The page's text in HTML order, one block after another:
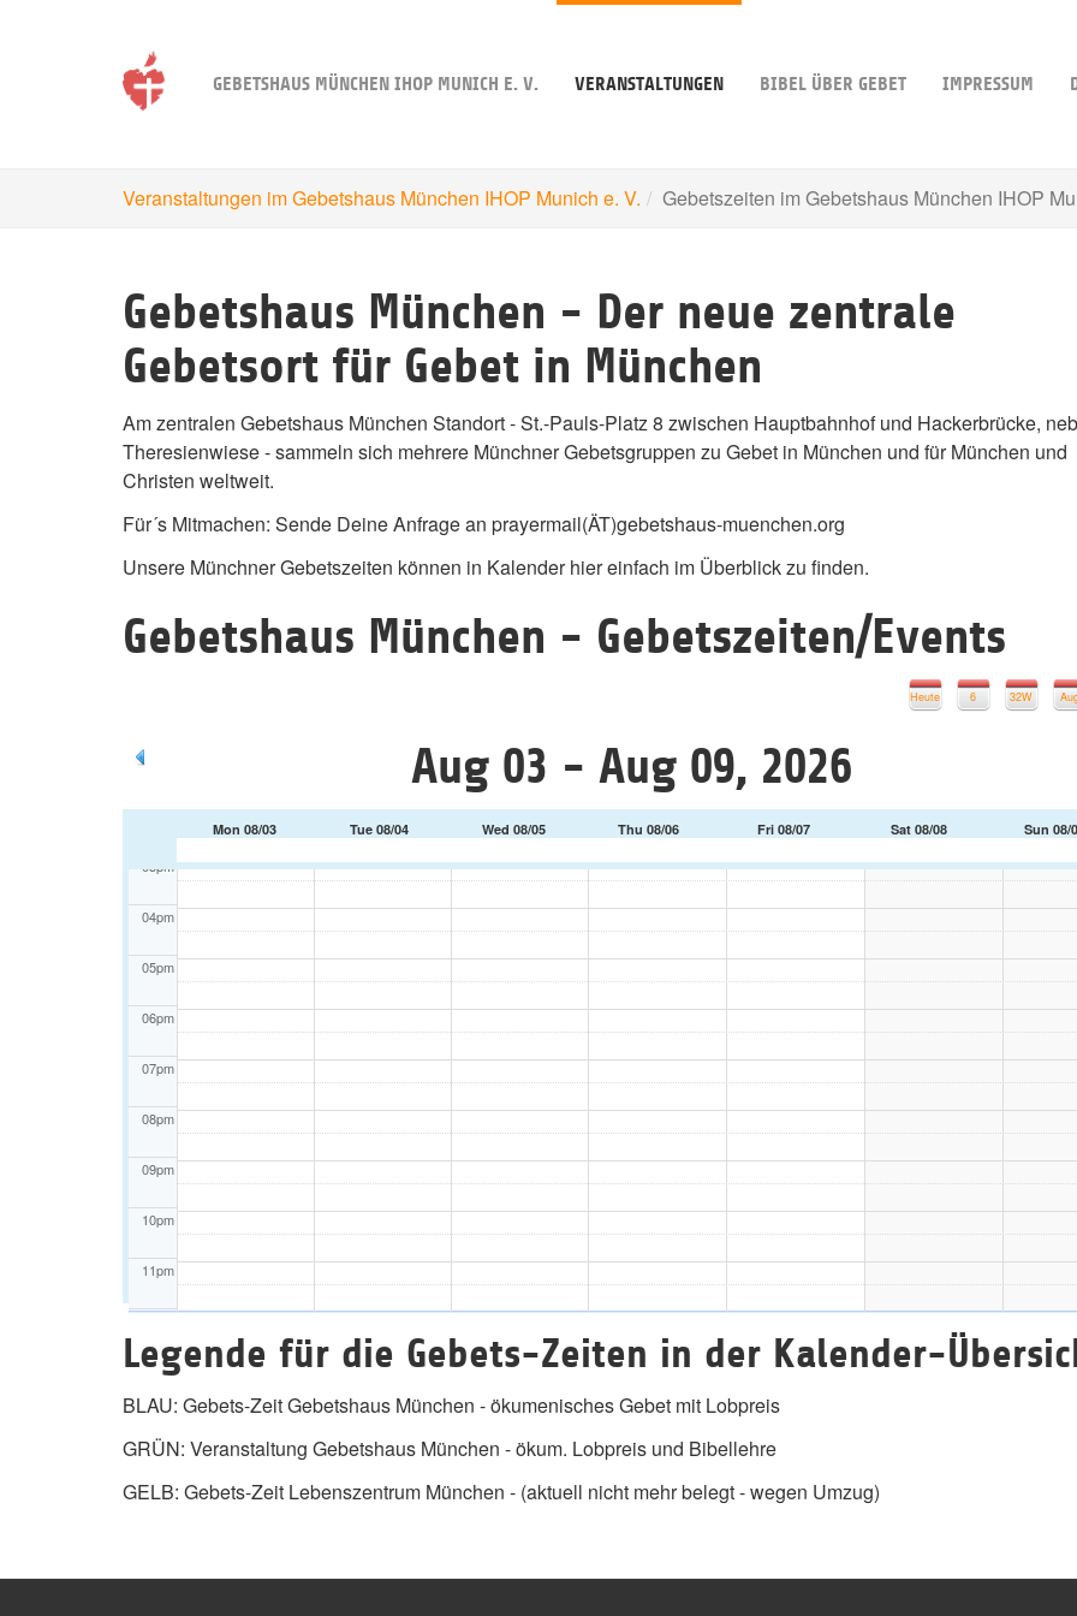
GEBETSHAUS MÜNCHEN IHOP MUNICH E. V. VERANSTALTUNGEN BIBEL ÜBER GEBET IMPRESSUM
Veranstaltungen im Gebetshaus München IHOP Munich e. V. Gebetszeiten im Gebetshaus München IHOP
Gebetshaus München - Der neue zentrale
Gebetsort für Gebet in München
Am zentralen Gebetshaus München Standort - St.-Pauls-Platz 8 zwischen Hauptbahnhof und Hackerbrücke,
Theresienwiese - sammeln sich mehrere Münchner Gebetsgruppen zu Gebet in München und für München und
Christen weltweit.
Für´s Mitmachen: Sende Deine Anfrage an prayermail(ÄT)gebetshaus-muenchen.org
Unsere Münchner Gebetszeiten können in Kalender hier einfach im Überblick zu finden.
Gebetshaus München - Gebetszeiten/Events
32W
6
Heute
Aug 03 - Aug 09, 2026
Mon 08/03 Tue 08/04 Wed 08/05 Thu 08/06 Fri 08/07 Sat 08/08 Sun 08/
12am
02am
04am
05am
07am
09am
01pm
02pm
03pm
04pm
05pm
06pm
07pm
08pm
09pm
10pm
11pm
Legende für die Gebets-Zeiten in der Kalender-
BLAU: Gebets-Zeit Gebetshaus München - ökumenisches Gebet mit Lobpreis
GRÜN: Veranstaltung Gebetshaus München - ökum. Lobpreis und Bibellehre
GELB: Gebets-Zeit Lebenszentrum München - (aktuell nicht mehr belegt - wegen Umzug)